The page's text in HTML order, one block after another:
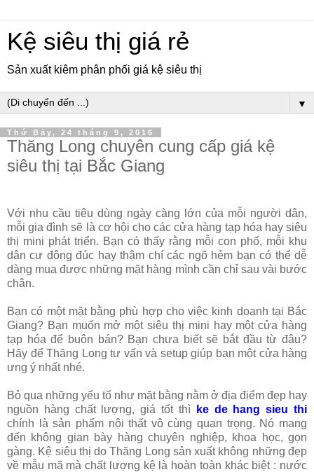
Kệ siêu thị giá rẻ
Sản xuất kiêm phân phối giá kệ siêu thị
▼
Thứ Bảy, 24 tháng 9, 2016
Thăng Long chuyên cung cấp giá kệ
siêu thị tại Bắc Giang
Với nhu cầu tiêu dùng ngày càng lớn của mỗi người dân,
mỗi gia đình sẽ là cơ hội cho các cửa hàng tạp hóa hay siêu
thị mini phát triển. Bạn có thấy rằng mỗi con phố, mỗi khu
dân cư đông đúc hay thậm chí các ngõ hẻm bạn có thể dễ
dàng mua được những mặt hàng mình cần chỉ sau vài bước
chân.
Bạn có một mặt bằng phù hợp cho việc kinh doanh tại Bắc
Giang? Bạn muốn mở một siêu thị mini hay một cửa hàng
tạp hóa để buôn bán? Bạn chưa biết sẽ bắt đầu từ đâu?
Hãy để Thăng Long tư vấn và setup giúp bạn một cửa hàng
ưng ý nhất nhé.
Bỏ qua những yếu tố như mặt bằng nằm ở địa điểm đẹp hay
nguồn hàng chất lượng, giá tốt thì
ke de hang sieu thi
chính là sản phẩm nội thất vô cùng quan trọng. Nó mang
đến không gian bày hàng chuyên nghiệp, khoa học, gọn
gàng. Kệ siêu thị do Thăng Long sản xuất không những đẹp
về mẫu mã mà chất lượng kệ là hoàn toàn khác biệt : nước